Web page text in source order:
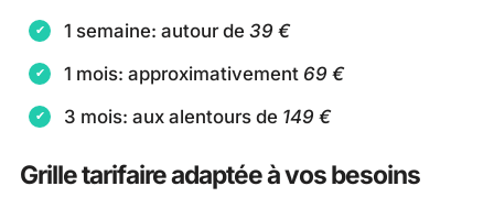
1 semaine: autour de 39 €
1 mois: approximativement 69 €
3 mois: aux alentours de 149 €
Grille tarifaire adaptée à vos besoins